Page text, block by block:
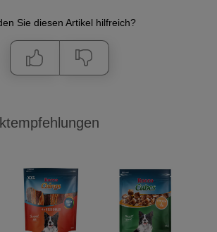
Sie diesen Artikel hilfreich?